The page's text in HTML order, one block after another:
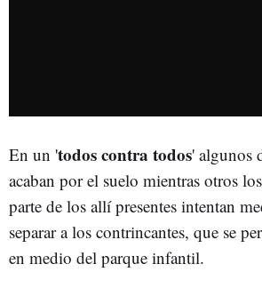
En un 'todos contra todos' algunos
acaban por el suelo mientras otros
parte de los allí presentes intentan
separar a los contrincantes, que se
en medio del parque infantil.